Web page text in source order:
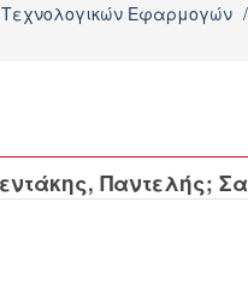
Εφαρμογών /
Παντελής;